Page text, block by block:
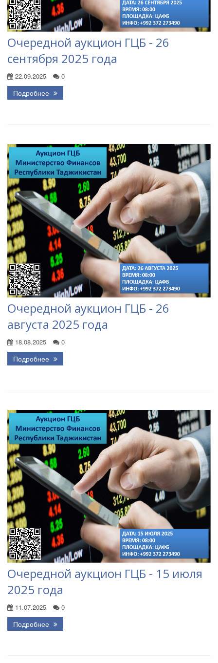
Очередной аукцион ГЦБ - 26
сентября 2025 года
22.09.2025 0
Подробнее
Очередной аукцион ГЦБ - 26
августа 2025 года
18.08.2025 0
Подробнее
Очередной аукцион ГЦБ - 15 июля
2025 года
11.07.2025 0
Подробнее